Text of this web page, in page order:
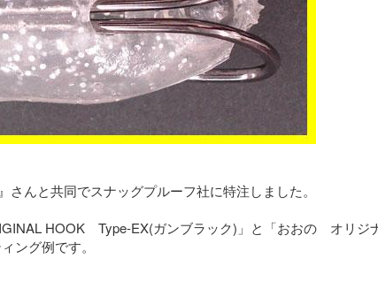
んと共同でスナッグプルーフ社に特注しました。
HOOK Type-EX(ガンブラック)」と「おおの オリジ
ング例です。